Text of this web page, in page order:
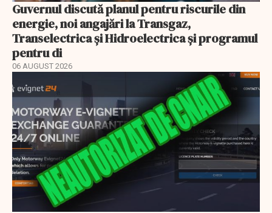
Guvernul discută planul pentru riscurile din
energie, noi angajări la Transgaz,
Transelectrica și Hidroelectrica și programul
pentru di
06 AUGUST 2026